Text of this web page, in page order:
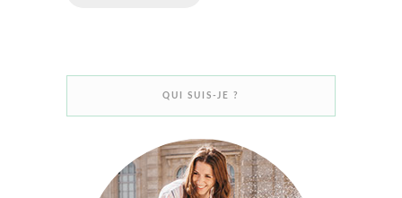
QUI SUIS-JE ?